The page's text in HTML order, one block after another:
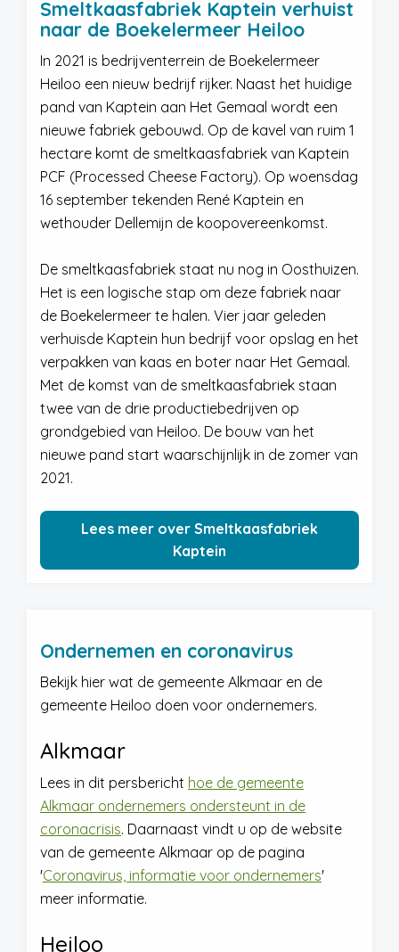
Smeltkaasfabriek Kaptein verhuist
naar de Boekelermeer Heiloo
In 2021 is bedrijventerrein de Boekelermeer
Heiloo een nieuw bedrijf rijker. Naast het huidige
pand van Kaptein aan Het Gemaal wordt een
nieuwe fabriek gebouwd. Op de kavel van ruim 1
hectare komt de smeltkaasfabriek van Kaptein
PCF (Processed Cheese Factory). Op woensdag
16 september tekenden René Kaptein en
wethouder Dellemijn de koopovereenkomst.
De smeltkaasfabriek staat nu nog in Oosthuizen.
Het is een logische stap om deze fabriek naar
de Boekelermeer te halen. Vier jaar geleden
verhuisde Kaptein hun bedrijf voor opslag en het
verpakken van kaas en boter naar Het Gemaal.
Met de komst van de smeltkaasfabriek staan
twee van de drie productiebedrijven op
grondgebied van Heiloo. De bouw van het
nieuwe pand start waarschijnlijk in de zomer van
2021.
Lees meer over Smeltkaasfabriek
Kaptein
Ondernemen en coronavirus
Bekijk hier wat de gemeente Alkmaar en de
gemeente Heiloo doen voor ondernemers.
Alkmaar
Lees in dit persbericht hoe de gemeente
Alkmaar ondernemers ondersteunt in de
coronacrisis. Daarnaast vindt u op de website
van de gemeente Alkmaar op de pagina
'Coronavirus, informatie voor ondernemers'
meer informatie.
Heiloo